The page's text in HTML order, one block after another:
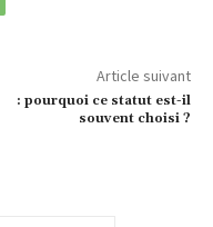
Article suivant
: pourquoi ce statut est-il
souvent choisi ?